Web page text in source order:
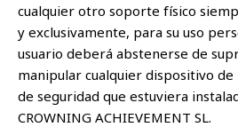
cualquier otro soporte físico
y exclusivamente, para su uso
usuario deberá abstenerse de
manipular cualquier dispositivo
de seguridad que estuviera
CROWNING ACHIEVEMENT SL.